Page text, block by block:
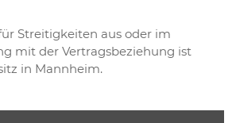
Streitigkeiten aus oder im
mit der Vertragsbeziehung ist
in Mannheim.